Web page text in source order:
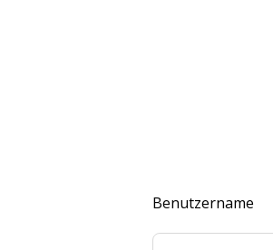
Benutzername